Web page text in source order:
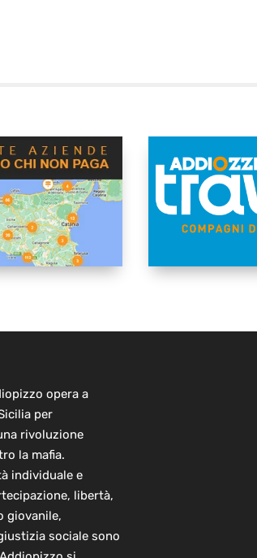
opera a
per
rivoluzione
la mafia.
individuale e
libertà,
giovanile,
sociale sono